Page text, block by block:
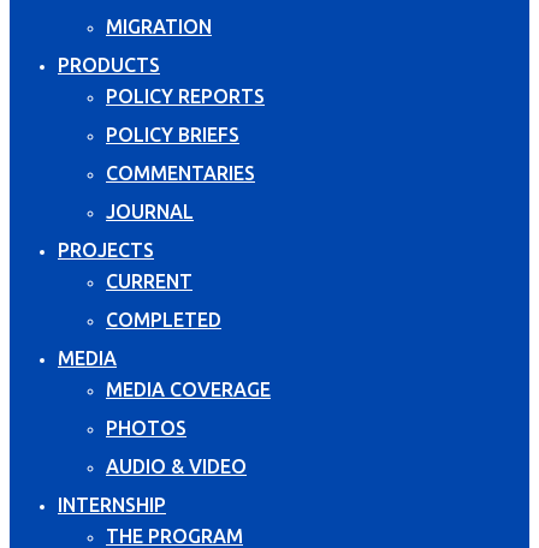
MIGRATION
PRODUCTS
POLICY REPORTS
POLICY BRIEFS
COMMENTARIES
JOURNAL
PROJECTS
CURRENT
COMPLETED
MEDIA
MEDIA COVERAGE
PHOTOS
AUDIO & VIDEO
INTERNSHIP
THE PROGRAM